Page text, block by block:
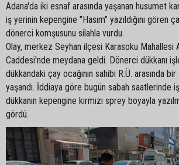
Adana'da iki esnaf arasında yaşanan husumet
iş yerinin kepengine "Hasım" yazıldığını gören
dönerci komşusunu silahla vurdu.
Olay, merkez Seyhan ilçesi Karasoku Mahallesi
Caddesi'nde meydana geldi. Dönerci dükkanı
dükkandaki çay ocağının sahibi R.Ü. arasında
yaşandı. İddiaya göre bugün sabah saatlerinde
dükkanın kepengine kırmızı sprey boyayla
gördü.